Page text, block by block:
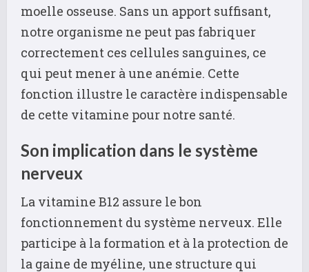
moelle osseuse. Sans un apport suffisant,
notre organisme ne peut pas fabriquer
correctement ces cellules sanguines, ce
qui peut mener à une anémie. Cette
fonction illustre le caractère indispensable
de cette vitamine pour notre santé.
Son implication dans le système
nerveux
La vitamine B12 assure le bon
fonctionnement du système nerveux. Elle
participe à la formation et à la protection de
la gaine de myéline, une structure qui